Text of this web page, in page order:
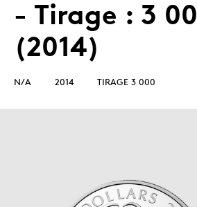
- Tirage : 3
(2014)
N/A 2014 TIRAGE 3 000